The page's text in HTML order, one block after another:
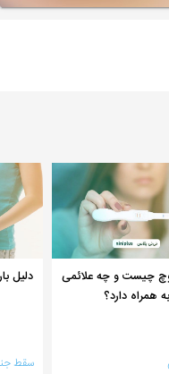
چیست و چه علائمی
به همراه دارد؟
دلیل
سقط